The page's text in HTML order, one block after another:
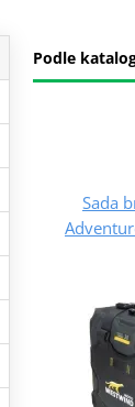
Podle
Sada